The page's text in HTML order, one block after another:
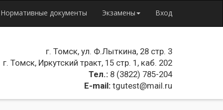
Нормативные документы Экзамены Вход
г. Томск, ул. Ф.Лыткина, 28 стр. 3
г. Томск, Иркутский тракт, 15 стр. 1, каб. 202
Тел.: 8 (3822) 785-204
E-mail: tgutest@mail.ru